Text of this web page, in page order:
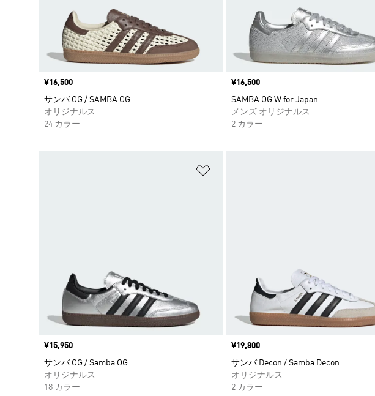
価格
¥16,500
サンバ OG / SAMBA OG
オリジナルス
24 カラー
価格
¥16,500
SAMBA OG W for Japan
メンズ オリジナルス
2 カラー
価格
¥15,950
サンバ OG / Samba OG
オリジナルス
18 カラー
価格
¥19,800
サンバ Decon / Samba Decon
オリジナルス
2 カラー